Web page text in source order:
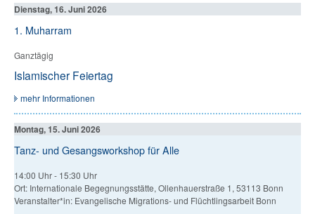
Dienstag, 16. Juni 2026
1. Muharram
Ganztägig
Islamischer Feiertag
mehr Informationen
Montag, 15. Juni 2026
Tanz- und Gesangsworkshop für Alle
14:00 Uhr- 15:30 Uhr
Ort: Internationale Begegnungsstätte, Ollenhauerstraße 1, 53113 Bonn
Veranstalter*in: Evangelische Migrations- und Flüchtlingsarbeit Bonn